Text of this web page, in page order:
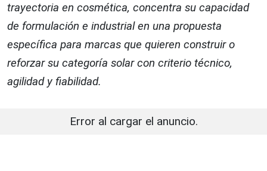
trayectoria en cosmética, concentra su capacidad
de formulación e industrial en una propuesta
específica para marcas que quieren construir o
reforzar su categoría solar con criterio técnico,
agilidad y fiabilidad.
Error al cargar el anuncio.